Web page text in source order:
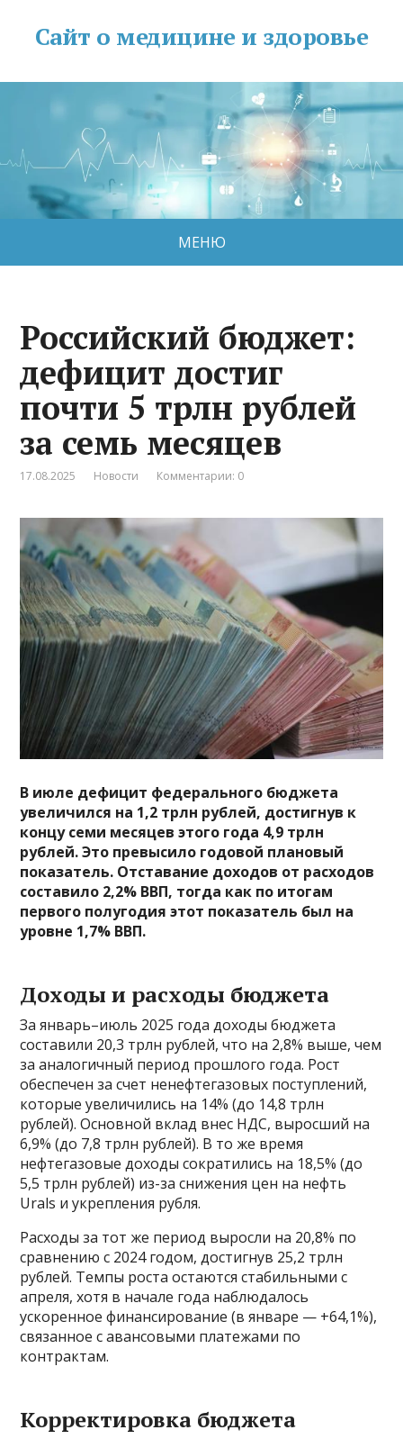
Сайт о медицине и здоровье
МЕНЮ
Российский бюджет:
дефицит достиг
почти 5 трлн рублей
за семь месяцев
17.08.2025 Новости Комментарии: 0
В июле дефицит федерального бюджета
увеличился на 1,2 трлн рублей, достигнув к
концу семи месяцев этого года 4,9 трлн
рублей. Это превысило годовой плановый
показатель. Отставание доходов от расходов
составило 2,2% ВВП, тогда как по итогам
первого полугодия этот показатель был на
уровне 1,7% ВВП.
Доходы и расходы бюджета
За январь–июль 2025 года доходы бюджета
составили 20,3 трлн рублей, что на 2,8% выше, чем
за аналогичный период прошлого года. Рост
обеспечен за счет ненефтегазовых поступлений,
которые увеличились на 14% (до 14,8 трлн
рублей). Основной вклад внес НДС, выросший на
6,9% (до 7,8 трлн рублей). В то же время
нефтегазовые доходы сократились на 18,5% (до
5,5 трлн рублей) из-за снижения цен на нефть
Urals и укрепления рубля.
Расходы за тот же период выросли на 20,8% по
сравнению с 2024 годом, достигнув 25,2 трлн
рублей. Темпы роста остаются стабильными с
апреля, хотя в начале года наблюдалось
ускоренное финансирование (в январе — +64,1%),
связанное с авансовыми платежами по
контрактам.
Корректировка бюджета